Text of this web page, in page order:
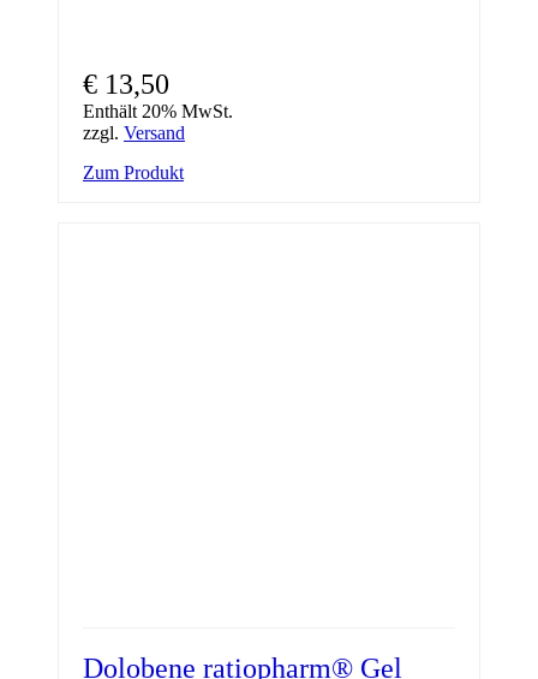
€ 13,50
Enthält 20% MwSt.
zzgl. Versand
Zum Produkt
Dolobene ratiopharm® Gel